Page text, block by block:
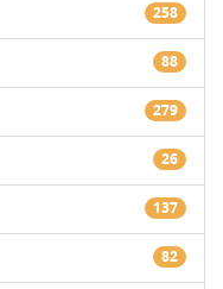
258
88
279
26
137
82